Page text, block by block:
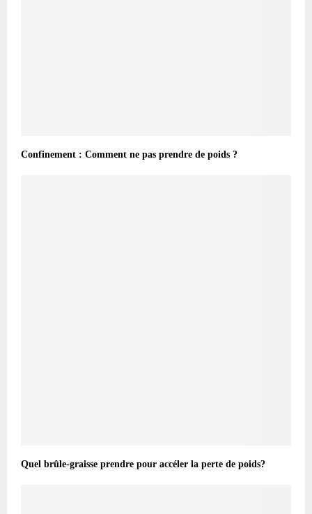
Confinement : Comment ne pas prendre de poids ?
Quel brûle-graisse prendre pour accéler la perte de poids?